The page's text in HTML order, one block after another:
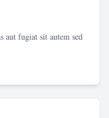
aut fugiat sit autem sed